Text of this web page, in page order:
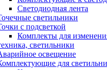
Светодиодная лента
светильники
с подсветкой
Комплекты для
светильники
освещение
для